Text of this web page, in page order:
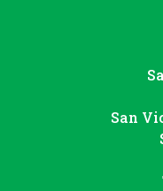
San